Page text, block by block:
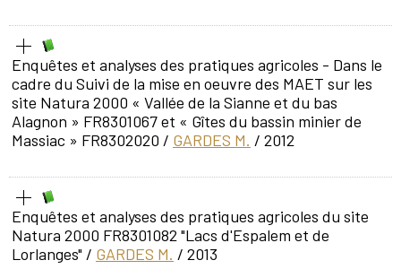
Enquêtes et analyses des pratiques agricoles - Dans le
cadre du Suivi de la mise en oeuvre des MAET sur les
site Natura 2000 « Vallée de la Sianne et du bas
Alagnon » FR8301067 et « Gîtes du bassin minier de
Massiac » FR8302020 / GARDES M. / 2012
Enquêtes et analyses des pratiques agricoles du site
Natura 2000 FR8301082 "Lacs d'Espalem et de
Lorlanges" / GARDES M. / 2013